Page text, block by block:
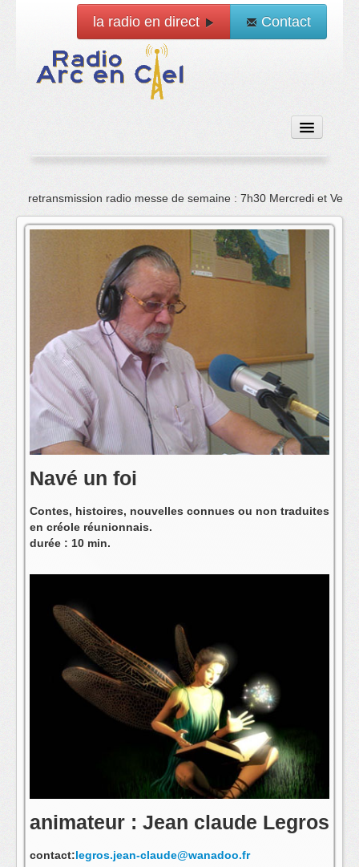
la radio en direct Contact
Accueil
Emissions
La radio
L'équipe
retransmission radio messe de semaine : 7h30 Mercredi et
Navé un foi
Contes, histoires, nouvelles connues ou non traduites
en créole réunionnais.
durée : 10 min.
animateur : Jean claude Legros
contact:legros.jean-claude@wanadoo.fr